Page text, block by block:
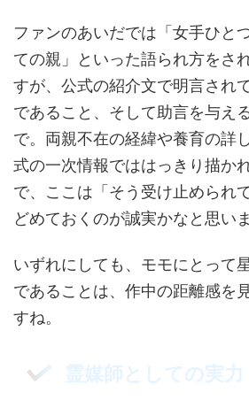
ファンのあいだでは「女手ひと
ての親」といった語られ方をさ
すが、公式の紹介文で明言され
であること、そして助言を与え
で。両親不在の経緯や養育の詳
式の一次情報でははっきり描か
で、ここは「そう受け止められ
どめておくのが誠実かなと思いま
いずれにしても、モモにとって
であることは、作中の距離感を
すね。
霊媒師としての実力